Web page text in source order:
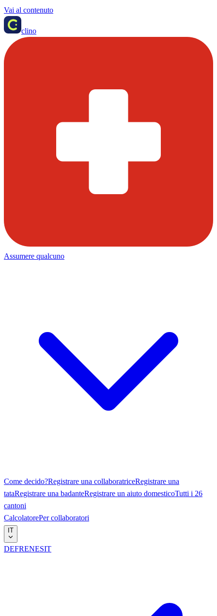
Vai al contenuto
clino
Assumere qualcuno
Come decido?Registrare una collaboratriceRegistrare una
tataRegistrare una badanteRegistrare un aiuto domesticoTutti i 26
cantoni
CalcolatorePer collaboratori
IT
DEFRENESIT